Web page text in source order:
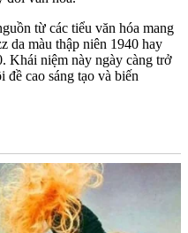
từ các tiểu văn hóa mang
d‌a mà‌u thập niên 1940 hay
Khái niệm này ngày càng trở
đề cao sáng tạo và biến